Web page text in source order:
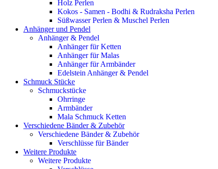
Holz Perlen
Kokos - Samen - Bodhi & Rudraksha Perlen
Süßwasser Perlen & Muschel Perlen
Anhänger und Pendel
Anhänger & Pendel
Anhänger für Ketten
Anhänger für Malas
Anhänger für Armbänder
Edelstein Anhänger & Pendel
Schmuck Stücke
Schmuckstücke
Ohrringe
Armbänder
Mala Schmuck Ketten
Verschiedene Bänder & Zubehör
Verschiedene Bänder & Zubehör
Verschlüsse für Bänder
Weitere Produkte
Weitere Produkte